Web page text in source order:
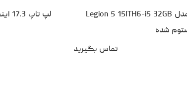
لپ تاپ 15.6 اینچی لنوو مدل Legion 5 15ITH6-i5 32GB
تماس بگیرید
لپ تاپ 17.3 اینچی لنوو مدل Legion 5 17ITH6H